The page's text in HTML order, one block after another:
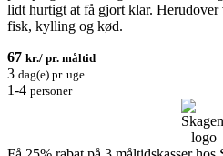
lidt hurtigt at få gjort klar. Herudover
fisk, kylling og kød.
67 kr./ pr. måltid
3 dag(e) pr. uge
1-4 personer